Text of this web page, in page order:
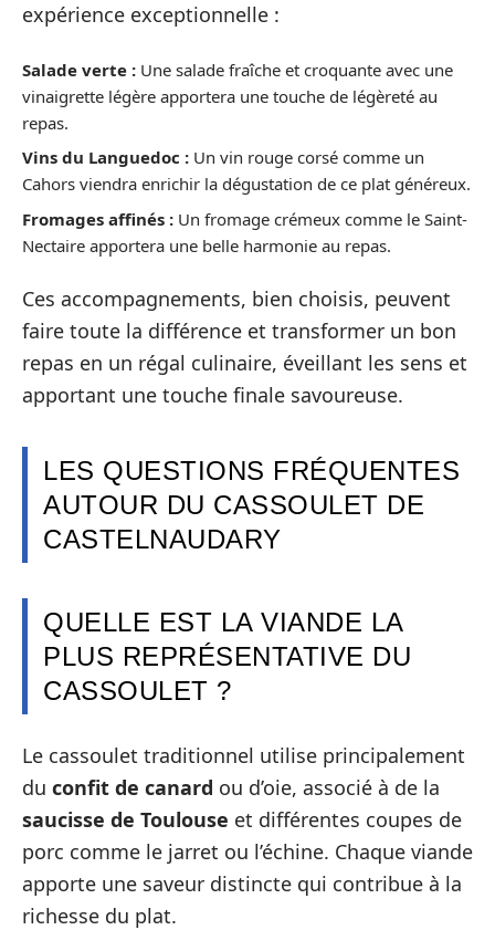
expérience exceptionnelle :
Salade verte : Une salade fraîche et croquante avec une
vinaigrette légère apportera une touche de légèreté au
repas.
Vins du Languedoc : Un vin rouge corsé comme un
Cahors viendra enrichir la dégustation de ce plat généreux.
Fromages affinés : Un fromage crémeux comme le Saint-
Nectaire apportera une belle harmonie au repas.
Ces accompagnements, bien choisis, peuvent
faire toute la différence et transformer un bon
repas en un régal culinaire, éveillant les sens et
apportant une touche finale savoureuse.
LES QUESTIONS FRÉQUENTES
AUTOUR DU CASSOULET DE
CASTELNAUDARY
QUELLE EST LA VIANDE LA
PLUS REPRÉSENTATIVE DU
CASSOULET ?
Le cassoulet traditionnel utilise principalement
du confit de canard ou d’oie, associé à de la
saucisse de Toulouse et différentes coupes de
porc comme le jarret ou l’échine. Chaque viande
apporte une saveur distincte qui contribue à la
richesse du plat.